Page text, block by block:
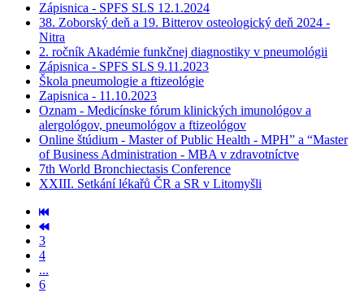
Zápisnica - SPFS SLS 12.1.2024
38. Zoborský deň a 19. Bitterov osteologický deň 2024 -
Nitra
2. ročník Akadémie funkčnej diagnostiky v pneumológii
Zápisnica - SPFS SLS 9.11.2023
Škola pneumologie a ftizeológie
Zapisnica - 11.10.2023
Oznam - Medicínske fórum klinických imunológov a
alergológov, pneumológov a ftizeológov
Online štúdium - Master of Public Health - MPH” a “Master
of Business Administration - MBA v zdravotníctve
7th World Bronchiectasis Conference
XXIII. Setkání lékařů ČR a SR v Litomyšli
3
4
...
6